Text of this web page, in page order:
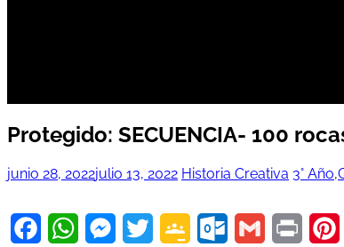
Protegido: SECUENCIA- 100
junio 28, 2022julio 13, 2022 Historia Creativa 3° Año,
FacebookWhatsAppMessenger
Twitter Google Outlook.com
Gmail Print